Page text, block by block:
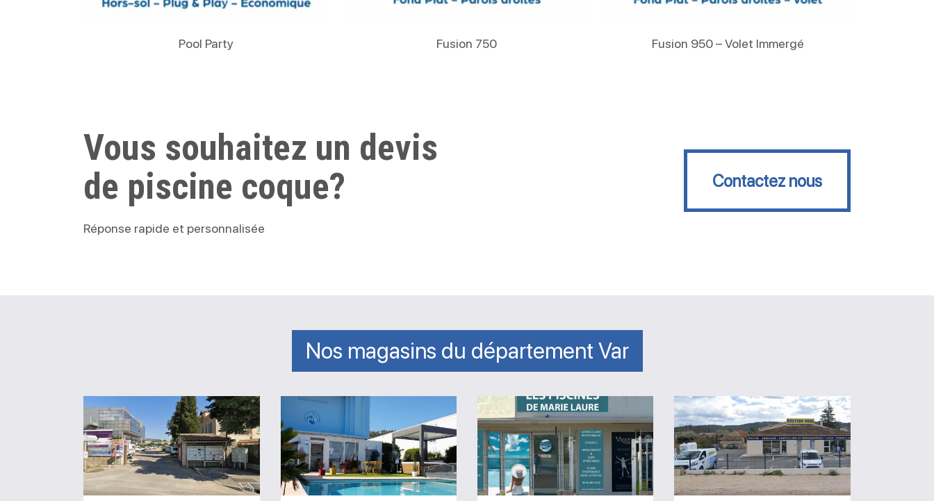
Pool Party Fusion 750 Fusion 950 – Volet Immergé
Vous souhaitez un devis
de piscine coque?
Réponse rapide et personnalisée
Contactez nous
Contactez nous
Nos magasins du département Var
Magasin
piscine
Ollioules
AGS
Magasin
Evasion
Piscines
Saint-
Magasin
Les
piscines
de
Magasin
Docteur
Pool
Tourrettes